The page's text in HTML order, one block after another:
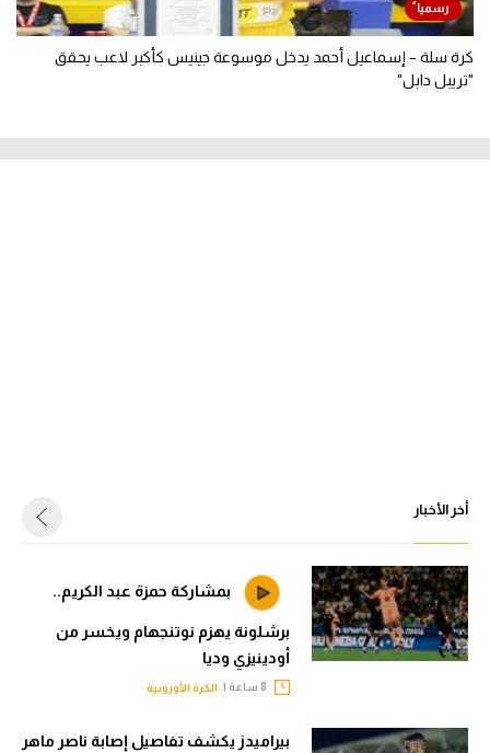
كرة سلة – إسماعيل أحمد يدخل موسوعة جينيس كأكبر لاعب يحقق
"تريبل دابل"
أخر الأخبار
بمشاركة حمزة عبد الكريم..
برشلونة يهزم نوتنجهام ويخسر من
أودينيزي وديا
الكرة الأوروبية
بيراميدز يكشف تفاصيل إصابة ناصر ماهر